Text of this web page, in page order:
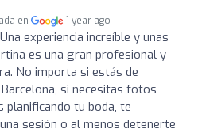
en 1 year ago
experiencia increíble y unas
es una gran profesional y
No importa si estás de
si necesitas fotos
tu boda, te
sesión o al menos detenerte